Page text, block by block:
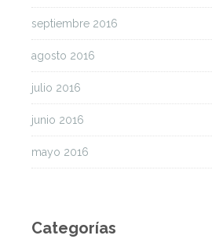
septiembre 2016
agosto 2016
julio 2016
junio 2016
mayo 2016
Categorías